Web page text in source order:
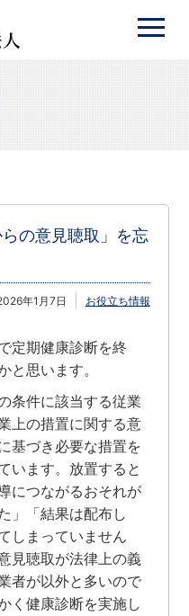
の意見聴取」を忘
年1月7日 お役立ち情報
定期健康診断を終
と思います。
条件に該当する従業
上の措置に関する意
基づき必要な措置を
います。放置すると
につながるおそれが
」「結果は配布し
しまっていません
見聴取が法律上の義
者が以外と多いので
く健康診断を実施し